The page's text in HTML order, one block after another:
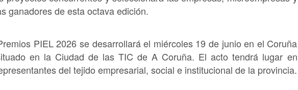
ganadores de esta octava edición.
PIEL 2026 se desarrollará el miércoles 19 de junio en el Coruña
en la Ciudad de las TIC de A Coruña. El acto tendrá lugar en
del tejido empresarial, social e institucional de la provincia.